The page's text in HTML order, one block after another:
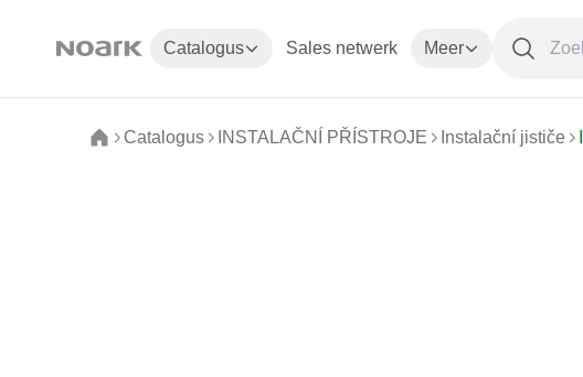
Catalogus Sales netwerk Meer
Catalogus INSTALAČNÍ PŘÍSTROJE Instalační jističe